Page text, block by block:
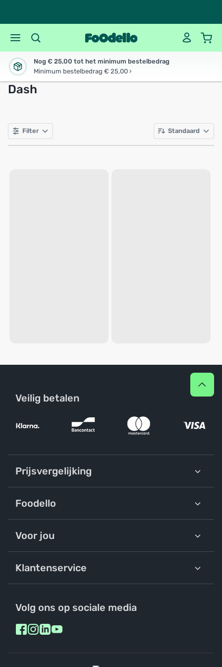
Nog € 25,00 tot het minimum bestelbedrag
Minimum bestelbedrag € 25,00 ›
Dash
Filter Standaard
Veilig betalen
Prijsvergelijking
Foodello
Voor jou
Klantenservice
Volg ons op sociale media